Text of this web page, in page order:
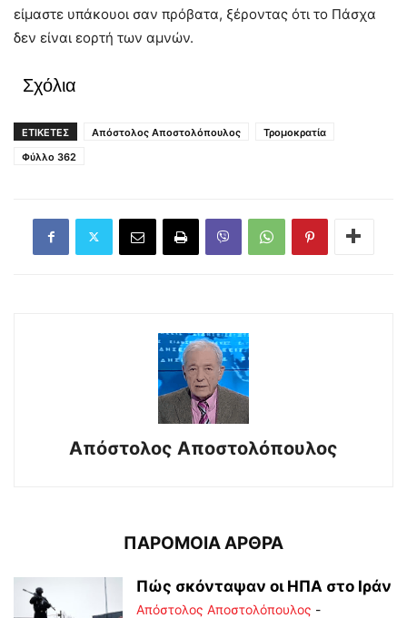
είμαστε υπάκουοι σαν πρόβατα, ξέροντας ότι το Πάσχα
δεν είναι εορτή των αμνών.
Σχόλια
ΕΤΙΚΕΤΕΣ Απόστολος Αποστολόπουλος
Τρομοκρατία
Φύλλο 362
Απόστολος Αποστολόπουλος
ΠΑΡΟΜΟΙΑ ΑΡΘΡΑ
Πώς σκόνταψαν οι ΗΠΑ στο Ιράν
Απόστολος Αποστολόπουλος -